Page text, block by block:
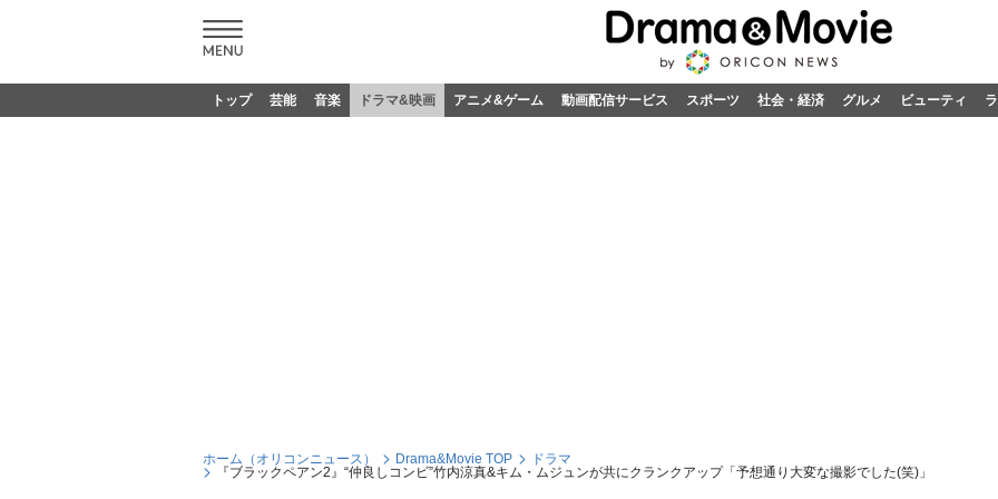
トップ 芸能 音楽 ドラマ&映画 アニメ&ゲーム 動画配信サービス スポーツ 社会・経済 グルメ ビューティ
ホーム（オリコンニュース） Drama&Movie TOP
ドラマ
『ブラックペアン2』“仲良しコンビ”竹内涼真&キム・ムジュンが共にクランクアップ「予想通り大変な撮影でした(笑)」